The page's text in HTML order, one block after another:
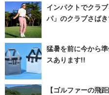
インパクトでクラ
パ」のクラブさば
猛暑を前に今から
スあります!!
【ゴルファーの飛